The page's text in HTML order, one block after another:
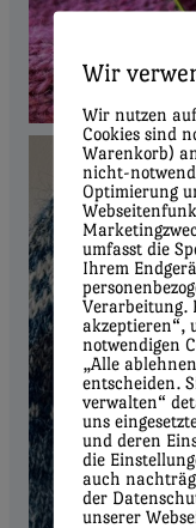
Wir
Wir nutzen
Cookies sind
Warenkorb)
nicht-
Optimierung
umfasst die
Ihrem
Verarbeitung.
akzeptieren“,
notwendigen
„Alle
entscheiden.
verwalten“
uns
und deren
die
auch
der
unserer